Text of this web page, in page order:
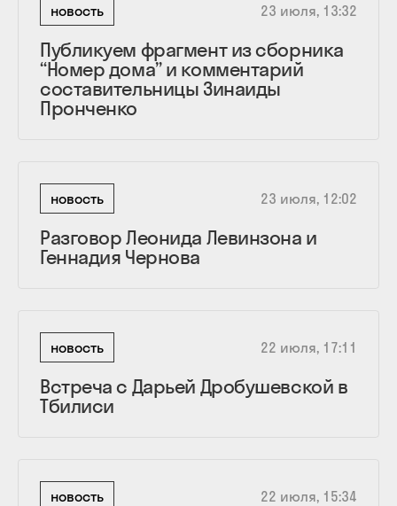
новость 23 июля, 13:32
Публикуем фрагмент из сборника
“Номер дома” и комментарий
составительницы Зинаиды
Пронченко
новость 23 июля, 12:02
Разговор Леонида Левинзона и
Геннадия Чернова
новость 22 июля, 17:11
Встреча с Дарьей Дробушевской в
Тбилиси
новость 22 июля, 15:34